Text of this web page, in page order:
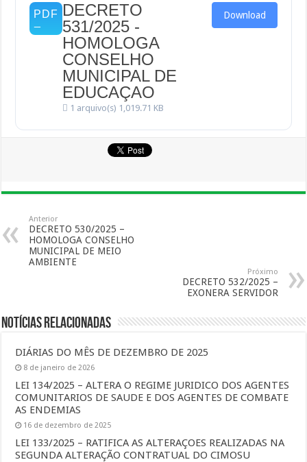
DECRETO
531/2025 -
HOMOLOGA
CONSELHO
MUNICIPAL DE
EDUCAÇAO
1 arquivo(s) 1,019.71 KB
Download
Anterior
DECRETO 530/2025 –
HOMOLOGA CONSELHO
MUNICIPAL DE MEIO
AMBIENTE
Próximo
DECRETO 532/2025 –
EXONERA SERVIDOR
Notícias Relacionadas
DIÁRIAS DO MÊS DE DEZEMBRO DE 2025
8 de janeiro de 2026
LEI 134/2025 – ALTERA O REGIME JURIDICO DOS AGENTES
COMUNITARIOS DE SAUDE E DOS AGENTES DE COMBATE
AS ENDEMIAS
16 de dezembro de 2025
LEI 133/2025 – RATIFICA AS ALTERAÇOES REALIZADAS NA
SEGUNDA ALTERAÇÃO CONTRATUAL DO CIMOSU